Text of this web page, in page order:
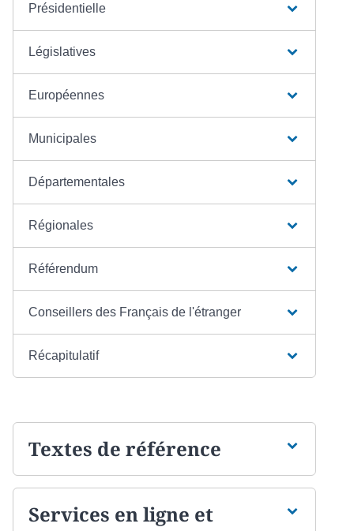
Présidentielle
Législatives
Européennes
Municipales
Départementales
Régionales
Référendum
Conseillers des Français de l'étranger
Récapitulatif
Textes de référence
Services en ligne et